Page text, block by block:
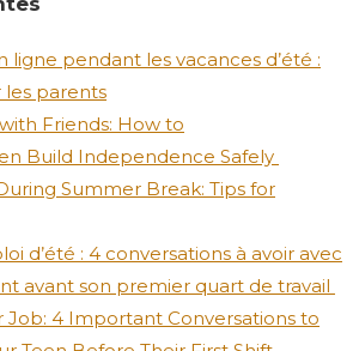
ligne pendant les vacances d’été :
les parents
Friends: How to
Build Independence Safely
Summer Break: Tips for
d’été : 4 conversations à avoir avec
avant son premier quart de travail
Job: 4 Important Conversations to